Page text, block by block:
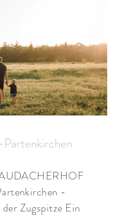
-
Zugspitze Ein